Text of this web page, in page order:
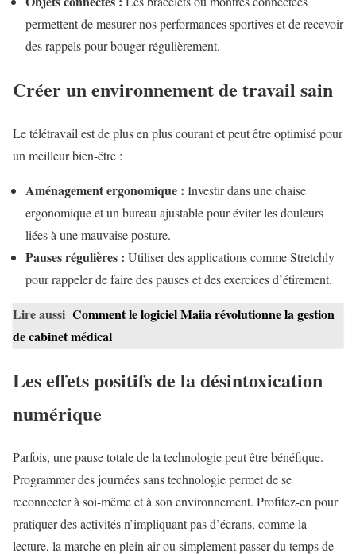
permettent de mesurer nos performances sportives et de recevoir
des rappels pour bouger régulièrement.
Créer un environnement de travail sain
Le télétravail est de plus en plus courant et peut être optimisé pour
un meilleur bien-être :
Aménagement ergonomique : Investir dans une chaise
ergonomique et un bureau ajustable pour éviter les douleurs
liées à une mauvaise posture.
Pauses régulières : Utiliser des applications comme Stretchly
pour rappeler de faire des pauses et des exercices d’étirement.
Lire aussi Comment le logiciel Maiia révolutionne la gestion
de cabinet médical
Les effets positifs de la désintoxication
numérique
Parfois, une pause totale de la technologie peut être bénéfique.
Programmer des journées sans technologie permet de se
reconnecter à soi-même et à son environnement. Profitez-en pour
pratiquer des activités n’impliquant pas d’écrans, comme la
lecture, la marche en plein air ou simplement passer du temps de